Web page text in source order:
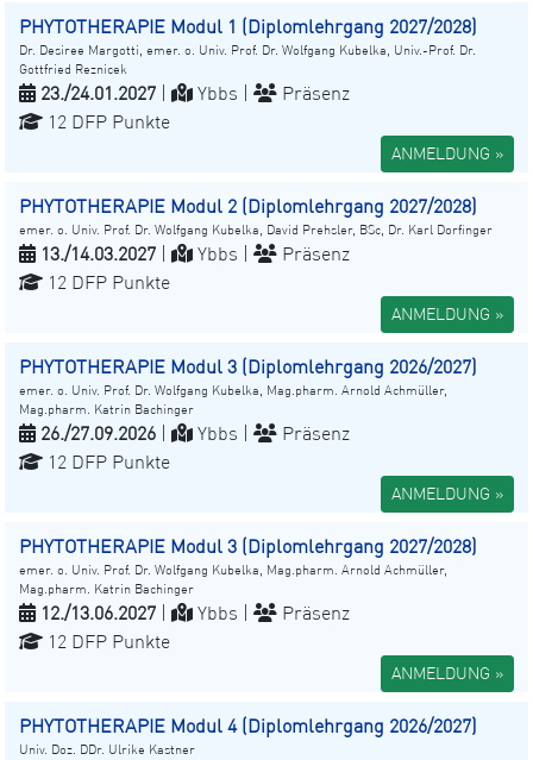
PHYTOTHERAPIE Modul 1 (Diplomlehrgang 2027/2028)
Dr. Desiree Margotti, emer. o. Univ. Prof. Dr. Wolfgang Kubelka, Univ.-Prof. Dr.
Gottfried Reznicek
23./24.01.2027 Ybbs |
Präsenz
12 DFP Punkte
ANMELDUNG »
PHYTOTHERAPIE Modul 2 (Diplomlehrgang 2027/2028)
emer. o. Univ. Prof. Dr. Wolfgang Kubelka, David Prehsler, BSc, Dr. Karl Dorfinger
13./14.03.2027 Ybbs |
Präsenz
12 DFP Punkte
ANMELDUNG »
PHYTOTHERAPIE Modul 3 (Diplomlehrgang 2026/2027)
emer. o. Univ. Prof. Dr. Wolfgang Kubelka, Mag.pharm. Arnold Achmüller,
Mag.pharm. Katrin Bachinger
26./27.09.2026 Ybbs |
Präsenz
12 DFP Punkte
ANMELDUNG »
PHYTOTHERAPIE Modul 3 (Diplomlehrgang 2027/2028)
emer. o. Univ. Prof. Dr. Wolfgang Kubelka, Mag.pharm. Arnold Achmüller,
Mag.pharm. Katrin Bachinger
12./13.06.2027 Ybbs |
Präsenz
12 DFP Punkte
ANMELDUNG »
PHYTOTHERAPIE Modul 4 (Diplomlehrgang 2026/2027)
Univ. Doz. DDr. Ulrike Kastner